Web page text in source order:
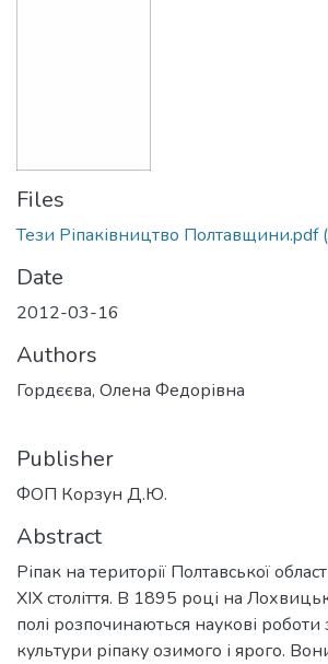
Files
Тези Ріпаківництво Полтавщини.pdf
Date
2012-03-16
Authors
Гордєєва, Олена Федорівна
Publisher
ФОП Корзун Д.Ю.
Abstract
Ріпак на території Полтавської
ХІХ століття. В 1895 році на
полі розпочинаються наукові
культури ріпаку озимого і ярого.